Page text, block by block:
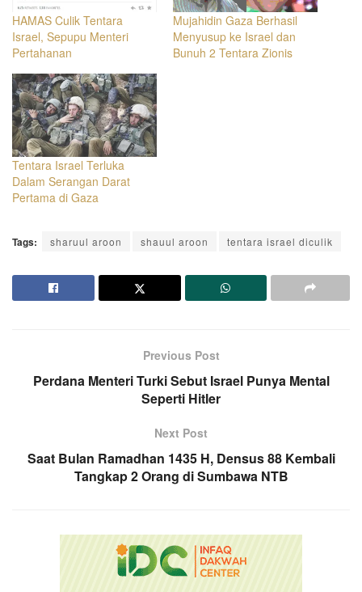
HAMAS Culik Tentara
Israel, Sepupu Menteri
Pertahanan
Mujahidin Gaza Berhasil
Menyusup ke Israel dan
Bunuh 2 Tentara Zionis
Tentara Israel Terluka
Dalam Serangan Darat
Pertama di Gaza
Tags: sharuul aroon shauul aroon tentara israel diculik
Previous Post
Perdana Menteri Turki Sebut Israel Punya Mental
Seperti Hitler
Next Post
Saat Bulan Ramadhan 1435 H, Densus 88 Kembali
Tangkap 2 Orang di Sumbawa NTB